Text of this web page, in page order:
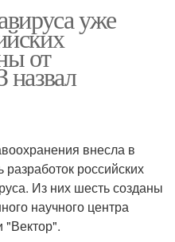
уже
от
назвал
внесла в
российских
Из них шесть созданы
научного центра
"Вектор".